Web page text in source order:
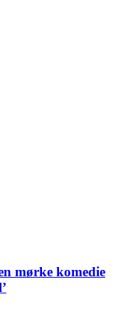
mørke komedie